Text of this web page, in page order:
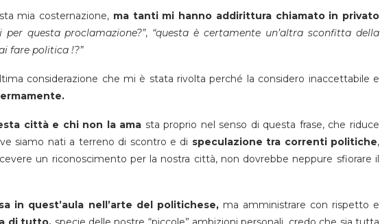
mia costernazione, ma tanti mi hanno addirittura chiamato in privato
questa proclamazione?”, “questa è certamente un’altra sconfitta della
fare politica !?”
considerazione che mi è stata rivolta perché la considero inaccettabile e
città e chi non la ama sta proprio nel senso di questa frase, che riduce
siamo nati a terreno di scontro e di speculazione tra correnti politiche,
un riconoscimento per la nostra città, non dovrebbe neppure sfiorare il
in quest’aula nell’arte del politichese,ma amministrare con rispetto e